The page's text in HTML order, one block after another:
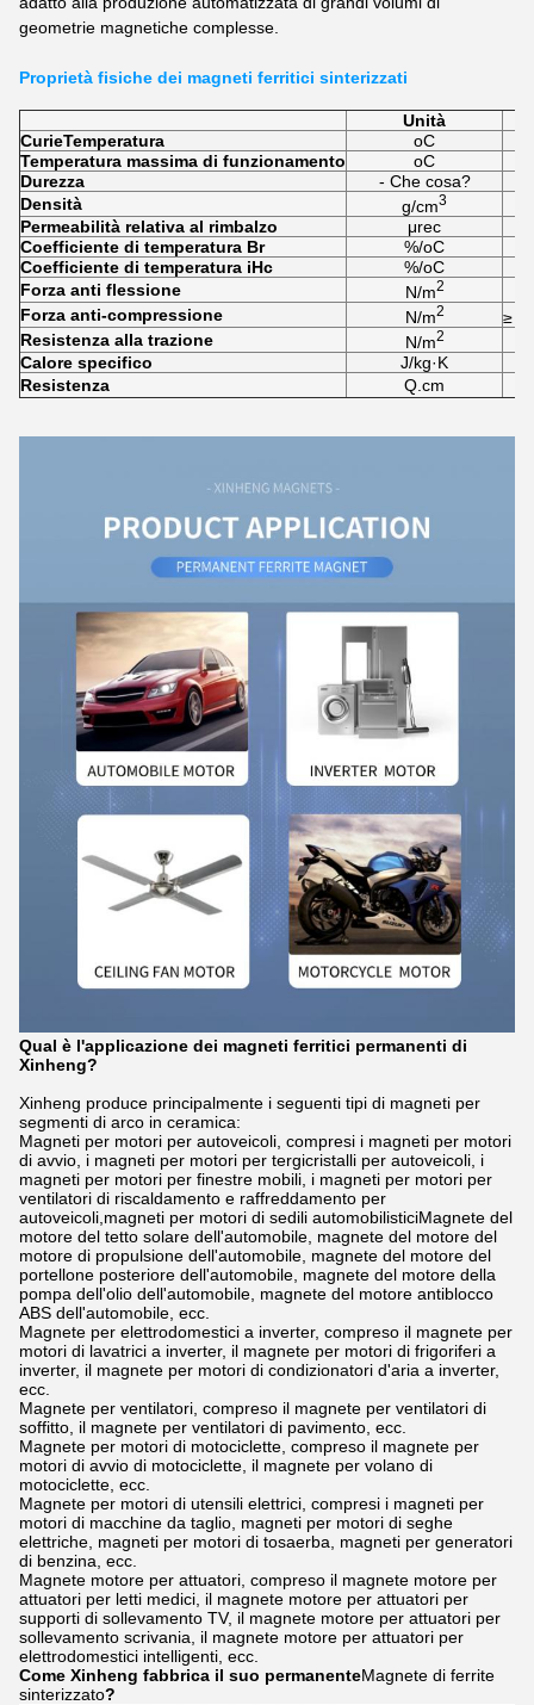
geometrie magnetiche complesse.
Proprietà fisiche dei magneti ferritici sinterizzati
Unità
CurieTemperatura
oC
Temperatura massima di funzionamento
oC
Durezza
- Che cosa?
Densità
g/cm3
Permeabilità relativa al rimbalzo
μrec
Coefficiente di temperatura Br
%/oC
Coefficiente di temperatura iHc
%/oC
Forza anti flessione
N/m2
Forza anti-compressione N/m2
≥
Resistenza alla trazione
N/m2
Calore specifico
J/kg·K
Resistenza
Q.cm
Qual è l'applicazione dei magneti ferritici permanenti di
Xinheng?
Xinheng produce principalmente i seguenti tipi di magneti per
segmenti di arco in ceramica:
Magneti per motori per autoveicoli, compresi i magneti per motori
di avvio, i magneti per motori per tergicristalli per autoveicoli, i
magneti per motori per finestre mobili, i magneti per motori per
ventilatori di riscaldamento e raffreddamento per
autoveicoli,magneti per motori di sedili automobilisticiMagnete del
motore del tetto solare dell'automobile, magnete del motore del
motore di propulsione dell'automobile, magnete del motore del
portellone posteriore dell'automobile, magnete del motore della
pompa dell'olio dell'automobile, magnete del motore antiblocco
ABS dell'automobile, ecc.
Magnete per elettrodomestici a inverter, compreso il magnete per
motori di lavatrici a inverter, il magnete per motori di frigoriferi a
inverter, il magnete per motori di condizionatori d'aria a inverter,
ecc.
Magnete per ventilatori, compreso il magnete per ventilatori di
soffitto, il magnete per ventilatori di pavimento, ecc.
Magnete per motori di motociclette, compreso il magnete per
motori di avvio di motociclette, il magnete per volano di
motociclette, ecc.
Magnete per motori di utensili elettrici, compresi i magneti per
motori di macchine da taglio, magneti per motori di seghe
elettriche, magneti per motori di tosaerba, magneti per generatori
di benzina, ecc.
Magnete motore per attuatori, compreso il magnete motore per
attuatori per letti medici, il magnete motore per attuatori per
supporti di sollevamento TV, il magnete motore per attuatori per
sollevamento scrivania, il magnete motore per attuatori per
elettrodomestici intelligenti, ecc.
Come Xinheng fabbrica il suo permanenteMagnete di ferrite
sinterizzato?